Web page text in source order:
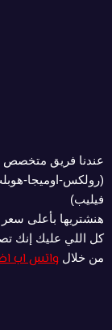
عندنا فريق متخصص
(رولكس-اوميجا-
فيليب)
هنشتريها بأعلى
كل اللي عليك إنك
من خلال واتس اب